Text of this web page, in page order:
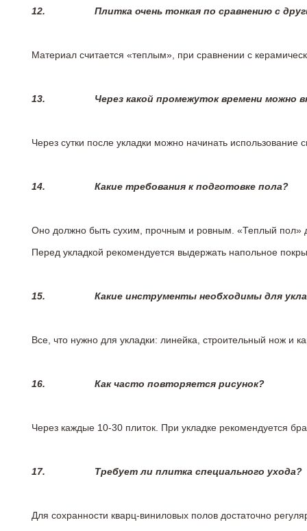
12. Плитка очень тонкая по сравнению с
Материал считается «теплым», при сравнении с
13. Через какой промежуток времени можно
Через сутки после укладки можно начинать
14. Какие требования к подготовке пола?
Оно должно быть сухим, прочным и ровным. «Теплый пол»
Перед укладкой рекомендуется выдержать напольное
15. Какие инструменты необходимы для
Все, что нужно для укладки: линейка, строительный нож и
16. Как часто повторяется рисунок?
Через каждые 10-30 плиток. При укладке рекомендуется
17. Требует ли плитка специального ухода?
Для сохранности кварц-виниловых полов достаточно